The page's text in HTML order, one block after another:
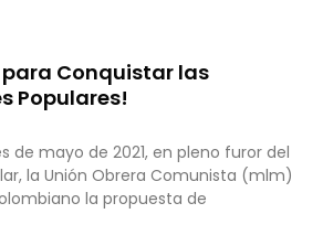
para Conquistar las
Populares!
de mayo de 2021, en pleno furor del
la Unión Obrera Comunista (mlm)
la propuesta de